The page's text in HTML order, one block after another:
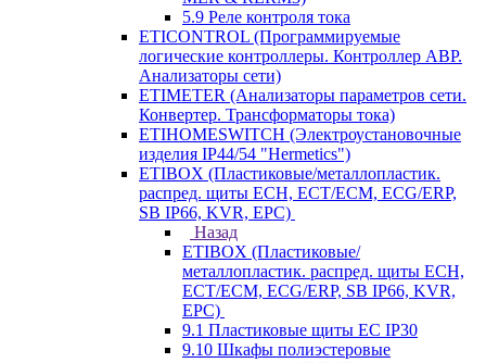
5.9 Реле контроля тока
ETICONTROL (Программируемые
логические контроллеры. Контроллер АВР.
Анализаторы сети)
ETIMETER (Анализаторы параметров сети.
Конвертер. Трансформаторы тока)
ETIHOMESWITCH (Электроустановочные
изделия IP44/54 "Hermetics")
ETIBOX (Пластиковые/металлопластик.
распред. щиты ECH, ECT/ECM, ECG/ERP,
SB IP66, KVR, EPC)
Назад
ETIBOX (Пластиковые/
металлопластик. распред. щиты ECH,
ECT/ECM, ECG/ERP, SB IP66, KVR,
EPC)
9.1 Пластиковые щиты EC IP30
9.10 Шкафы полиэстеровые